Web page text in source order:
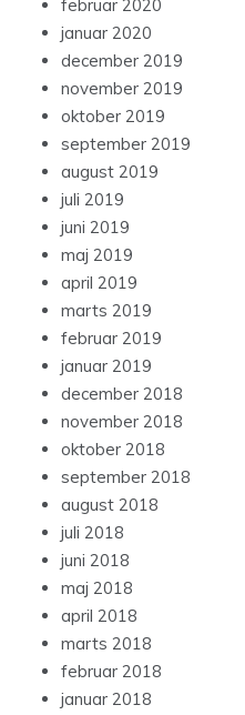
februar 2020
januar 2020
december 2019
november 2019
oktober 2019
september 2019
august 2019
juli 2019
juni 2019
maj 2019
april 2019
marts 2019
februar 2019
januar 2019
december 2018
november 2018
oktober 2018
september 2018
august 2018
juli 2018
juni 2018
maj 2018
april 2018
marts 2018
februar 2018
januar 2018